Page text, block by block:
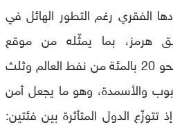
الفقري رغم التطور الهائل في
هرمز، بما يمثّله من موقع
استراتيجي خطير، يمرّ عبره نحو 20 بالمئة من نفط العالم وثلث
والأسمدة، وهو ما يجعل أمن
الدول المتأثرة بين فئتين: